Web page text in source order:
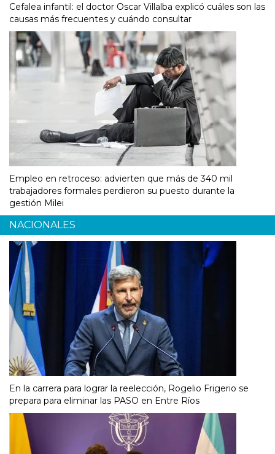
Cefalea infantil: el doctor Oscar Villalba explicó cuáles son las
causas más frecuentes y cuándo consultar
Empleo en retroceso: advierten que más de 340 mil
trabajadores formales perdieron su puesto durante la
gestión Milei
NACIONALES
En la carrera para lograr la reelección, Rogelio Frigerio se
prepara para eliminar las PASO en Entre Ríos